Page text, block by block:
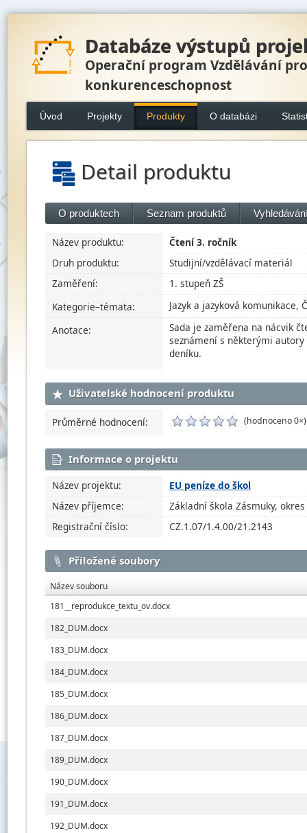
Databáze výstupů
Operační program Vzdělávání pro
konkurenceschopnost
Úvod Projekty Produkty O databázi
Detail produktu
O produktech Seznam produktů
Název produktu:
Čtení 3. ročník
Druh produktu:
Studijní/vzdělávací materiál
Zaměření:
1. stupeň ZŠ
Kategorie–témata:
Jazyk a jazyková komunikace,
Anotace:
Sada je zaměřena na nácvik
seznámení s některými
deníku.
Uživatelské hodnocení produktu
Průměrné hodnocení: (hodnoceno 0×)
Informace o projektu
Název projektu:
EU peníze do škol
Název příjemce:
Základní škola Zásmuky,
Registrační číslo:
CZ.1.07/1.4.00/21.2143
Přiložené soubory
Název souboru
181__reprodukce_textu_ov.docx
182_DUM.docx
183_DUM.docx
184_DUM.docx
185_DUM.docx
186_DUM.docx
187_DUM.docx
189_DUM.docx
190_DUM.docx
191_DUM.docx
192_DUM.docx